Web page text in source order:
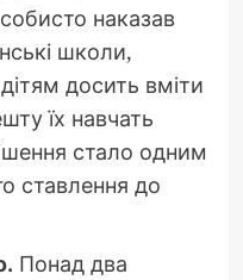
наказав
школи,
досить вміти
їх навчать
стало одним
ставлення до
Понад два